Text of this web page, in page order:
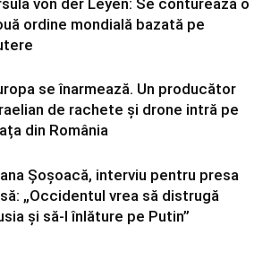
ordine mondială bazată pe
se înarmează. Un producător
de rachete și drone intră pe
din România
Șoșoacă, interviu pentru presa
„Occidentul vrea să distrugă
și să-l înlăture pe Putin”